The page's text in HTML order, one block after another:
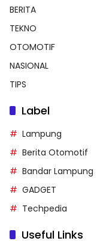
BERITA
TEKNO
OTOMOTIF
NASIONAL
TIPS
Label
Lampung
Berita Otomotif
Bandar Lampung
GADGET
Techpedia
Useful Links